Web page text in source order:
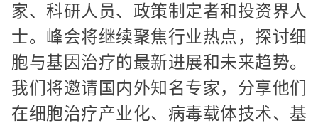
家、科研人员、政策制定者和投资界人
士。峰会将继续聚焦行业热点，探讨细
胞与基因治疗的最新进展和未来趋势。
我们将邀请国内外知名专家，分享他们
在细胞治疗产业化、病毒载体技术、基